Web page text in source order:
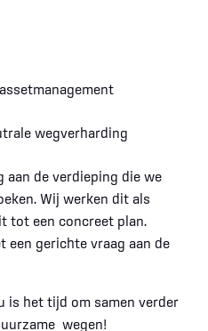
wegverharding
aan de verdieping die we
Wij werken dit als
tot een concreet plan.
een gerichte vraag aan de
is het tijd om samen verder
wegen!